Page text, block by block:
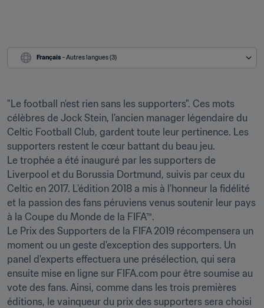
Français - Autres langues (3)
"Le football n'est rien sans les supporters". Ces mots
célèbres de Jock Stein, l'ancien manager légendaire du
Celtic Football Club, gardent toute leur pertinence. Les
supporters restent le cœur battant du beau jeu.
Le trophée a été inauguré par les supporters de
Liverpool et du Borussia Dortmund, suivis par ceux du
Celtic en 2017. L'édition 2018 a mis à l'honneur la fidélité
et la passion des fans péruviens venus soutenir leur pays
à la Coupe du Monde de la FIFA™.
Le Prix des Supporters de la FIFA 2019 récompensera un
moment ou un geste d'exception des supporters. Un
panel d'experts effectuera une présélection, qui sera
ensuite mise en ligne sur FIFA.com pour être soumise au
vote des fans. Ainsi, comme dans les trois premières
éditions, le vainqueur du prix des supporters sera choisi